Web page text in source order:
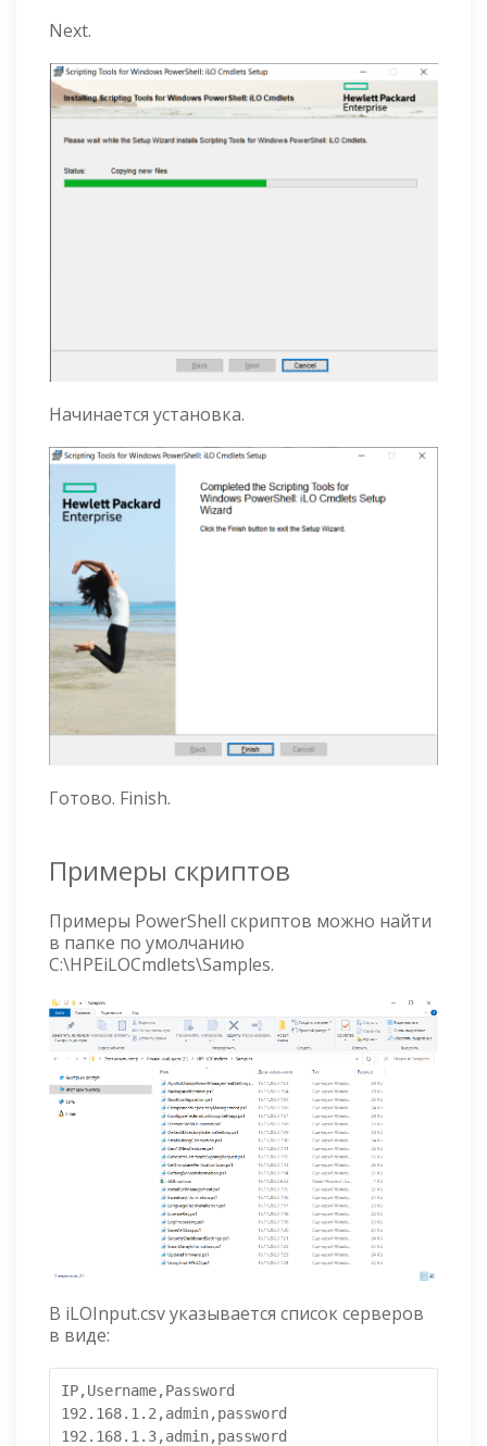
Next.
Начинается установка.
Готово. Finish.
Примеры скриптов
Примеры PowerShell скриптов можно найти
в папке по умолчанию
C:\HPEiLOCmdlets\Samples.
В iLOInput.csv указывается список серверов
в виде:
IP,Username,Password
192.168.1.2,admin,password
192.168.1.3,admin,password